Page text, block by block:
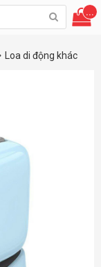
...
Loa di động khác